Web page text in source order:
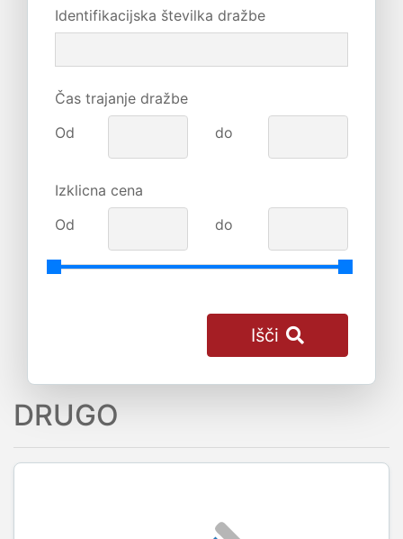
Identifikacijska številka dražbe
Čas trajanje dražbe
Od
do
Izklicna cena
Od
do
Išči
DRUGO